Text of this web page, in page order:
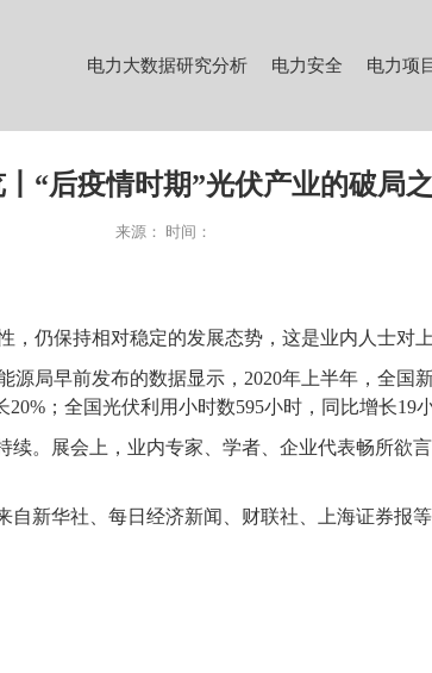
电力大数据研究分析 电力安全 电力项目
“后疫情时期”光伏产业的破局
来源： 时间：
仍保持相对稳定的发展态势，这是业内人士对
局早前发布的数据显示，2020年上半年，全国
；全国光伏利用小时数595小时，同比增长19小
续。展会上，业内专家、学者、企业代表畅所欲
自新华社、每日经济新闻、财联社、上海证券报